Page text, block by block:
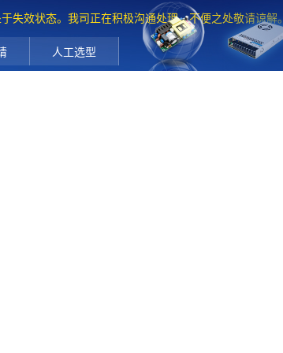
效状态。我司正在积极沟通处理，不便之处敬请谅解。
人工选型